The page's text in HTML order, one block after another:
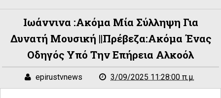
Ιωάννινα :Ακόμα Μία Σύλληψη Για
Δυνατή Μουσική ||Πρέβεζα:Ακόμα Ένας
Οδηγός Υπό Την Επήρεια Αλκοόλ
epirustvnews 3/09/2025 11:28:00 π.μ.